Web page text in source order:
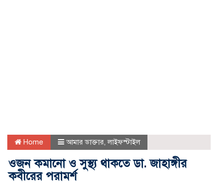
Home আমার ডাক্তার,লাইফস্টাইল
ওজন কমানো ও সুস্থ্য থাকতে ডা. জাহাঙ্গীর
কবীরের পরামর্শ